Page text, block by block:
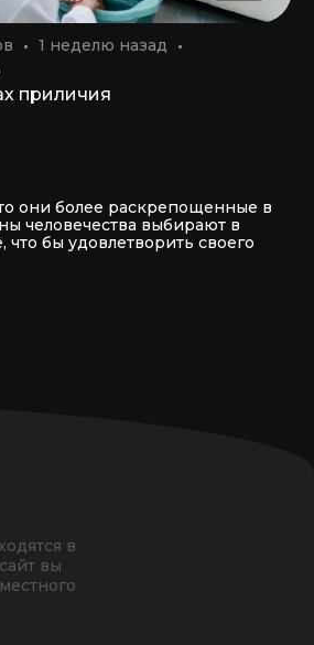
1 неделю назад
приличия
они более раскрепощенные в
человечества выбирают в
бы удовлетворить своего
в
вы